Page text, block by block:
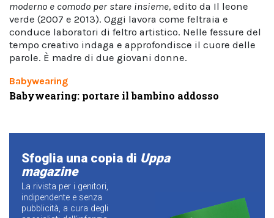
moderno e comodo per stare insieme, edito da Il leone
verde (2007 e 2013). Oggi lavora come feltraia e
conduce laboratori di feltro artistico. Nelle fessure del
tempo creativo indaga e approfondisce il cuore delle
parole. È madre di due giovani donne.
Babywearing
Babywearing: portare il bambino addosso
Sfoglia una copia di Uppa
magazine
La rivista per i genitori,
indipendente e senza
pubblicità, a cura degli